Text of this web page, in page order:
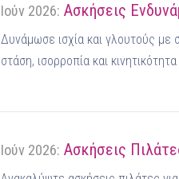
Ιούν 2026: Ασκήσεις
Δυνάμωσε ισχία και γλουτούς με
στάση, ισορροπία και
Ιούν 2026: Ασκήσεις